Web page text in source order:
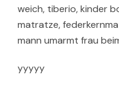
weich, tiberio, kinder
matratze,
mann umarmt frau
yyyyy